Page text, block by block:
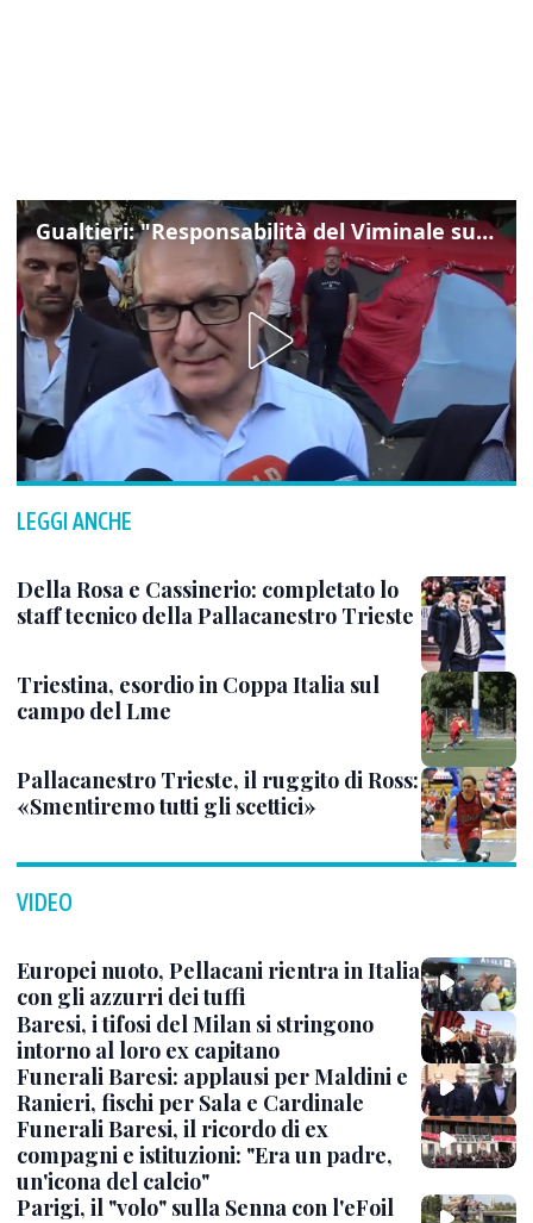
Gualtieri: "Responsabilità del Viminale su Spin Time? La posizione dei partiti è nota"
LEGGI ANCHE
Della Rosa e Cassinerio: completato lo
staff tecnico della Pallacanestro Trieste
Triestina, esordio in Coppa Italia sul
campo del Lme
Pallacanestro Trieste, il ruggito di Ross:
«Smentiremo tutti gli scettici»
VIDEO
Europei nuoto, Pellacani rientra in Italia
con gli azzurri dei tuffi
Baresi, i tifosi del Milan si stringono
intorno al loro ex capitano
Funerali Baresi: applausi per Maldini e
Ranieri, fischi per Sala e Cardinale
Funerali Baresi, il ricordo di ex
compagni e istituzioni: "Era un padre,
un'icona del calcio"
Parigi, il "volo" sulla Senna con l'eFoil